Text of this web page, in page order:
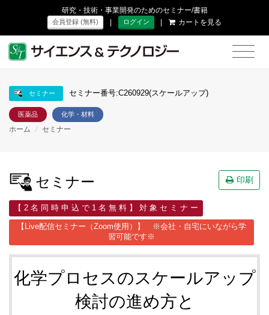
研究・技術・事業開発のためのセミナー/書籍
会員登録 (無料) | ログイン | カートを見る
セミナー セミナー番号:C260929(スケールアップ)
医薬品 化学・材料
ホーム / セミナー
セミナー 印刷
【 2 名 同 時 申 込 で 1 名 無 料 】 対 象 セ ミ ナ ー
【Live配信セミナー（Zoom使用）】 ※会社・自宅にいながら学
習可能です※
化学プロセスのスケールアップ
検討の進め方と